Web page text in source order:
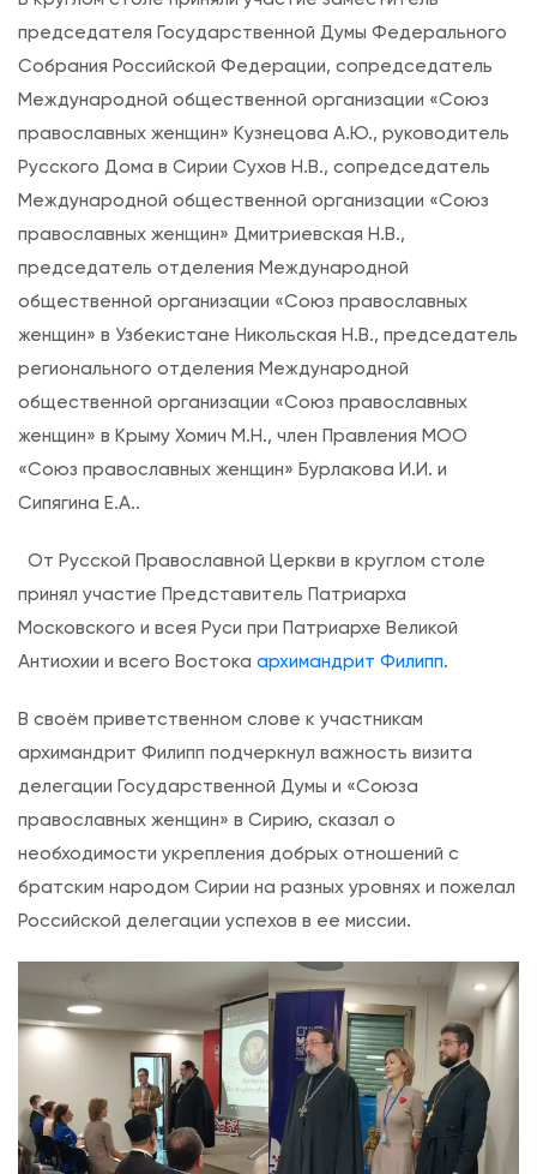
с
П
р
а
в
с
л
а
в
н
о
й
Ц
р
к
в
и
п
председателя Государственной Думы Федерального
Собрания Российской Федерации, сопредседатель
Международной общественной организации «Союз
православных женщин» Кузнецова А.Ю., руководитель
Русского Дома в Сирии Сухов Н.В., сопредседатель
Международной общественной организации «Союз
православных женщин» Дмитриевская Н.В.,
председатель отделения Международной
общественной организации «Союз православных
женщин» в Узбекистане Никольская Н.В., председатель
регионального отделения Международной
общественной организации «Союз православных
женщин» в Крыму Хомич М.Н., член Правления МОО
«Союз православных женщин» Бурлакова И.И. и
Сипягина Е.А..
От Русской Православной Церкви в круглом столе
принял участие Представитель Патриарха
Московского и всея Руси при Патриархе Великой
Антиохии и всего Востока архимандрит Филипп.
В своём приветственном слове к участникам
архимандрит Филипп подчеркнул важность визита
делегации Государственной Думы и «Союза
православных женщин» в Сирию, сказал о
необходимости укрепления добрых отношений с
братским народом Сирии на разных уровнях и пожелал
Российской делегации успехов в ее миссии.